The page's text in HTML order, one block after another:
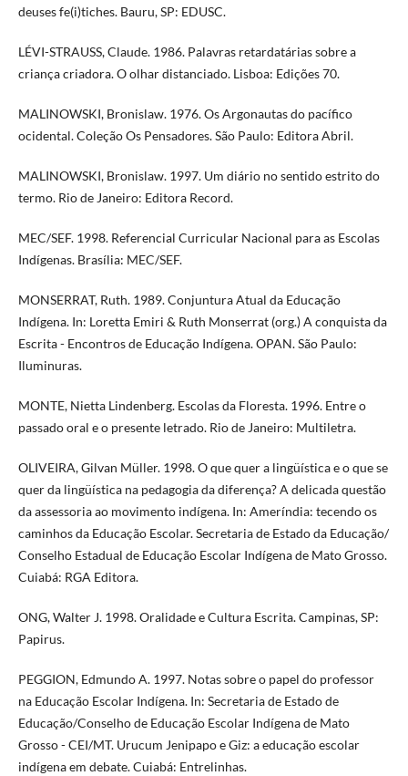
deuses fe(i)tiches. Bauru, SP: EDUSC.
LÉVI-STRAUSS, Claude. 1986. Palavras retardatárias sobre a
criança criadora. O olhar distanciado. Lisboa: Edições 70.
MALINOWSKI, Bronislaw. 1976. Os Argonautas do pacífico
ocidental. Coleção Os Pensadores. São Paulo: Editora Abril.
MALINOWSKI, Bronislaw. 1997. Um diário no sentido estrito do
termo. Rio de Janeiro: Editora Record.
MEC/SEF. 1998. Referencial Curricular Nacional para as Escolas
Indígenas. Brasília: MEC/SEF.
MONSERRAT, Ruth. 1989. Conjuntura Atual da Educação
Indígena. In: Loretta Emiri & Ruth Monserrat (org.) A conquista da
Escrita - Encontros de Educação Indígena. OPAN. São Paulo:
Iluminuras.
MONTE, Nietta Lindenberg. Escolas da Floresta. 1996. Entre o
passado oral e o presente letrado. Rio de Janeiro: Multiletra.
OLIVEIRA, Gilvan Müller. 1998. O que quer a lingüística e o que se
quer da lingüística na pedagogia da diferença? A delicada questão
da assessoria ao movimento indígena. In: Ameríndia: tecendo os
caminhos da Educação Escolar. Secretaria de Estado da Educação/
Conselho Estadual de Educação Escolar Indígena de Mato Grosso.
Cuiabá: RGA Editora.
ONG, Walter J. 1998. Oralidade e Cultura Escrita. Campinas, SP:
Papirus.
PEGGION, Edmundo A. 1997. Notas sobre o papel do professor
na Educação Escolar Indígena. In: Secretaria de Estado de
Educação/Conselho de Educação Escolar Indígena de Mato
Grosso - CEI/MT. Urucum Jenipapo e Giz: a educação escolar
indígena em debate. Cuiabá: Entrelinhas.